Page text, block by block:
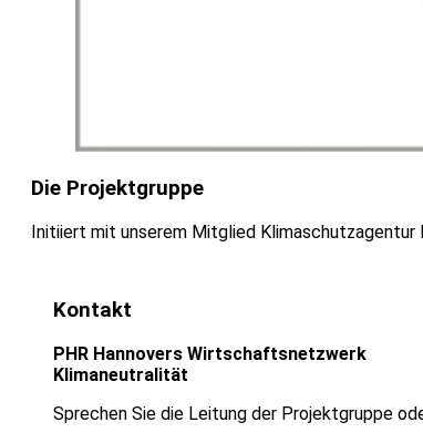
Die Projektgruppe
Initiiert mit unserem Mitglied Klimaschutzagentur
Kontakt
PHR Hannovers Wirtschaftsnetzwerk
Klimaneutralität
Sprechen Sie die Leitung der Projektgruppe